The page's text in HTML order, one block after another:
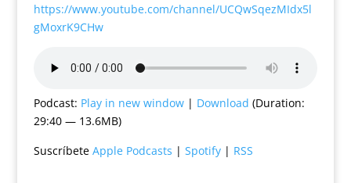
https://www.youtube.com/channel/UCQwSqezMIdx5l
gMoxrK9CHw
Podcast: Play in new window| Download (Duration:
29:40 — 13.6MB)
Suscríbete Apple Podcasts | Spotify| RSS